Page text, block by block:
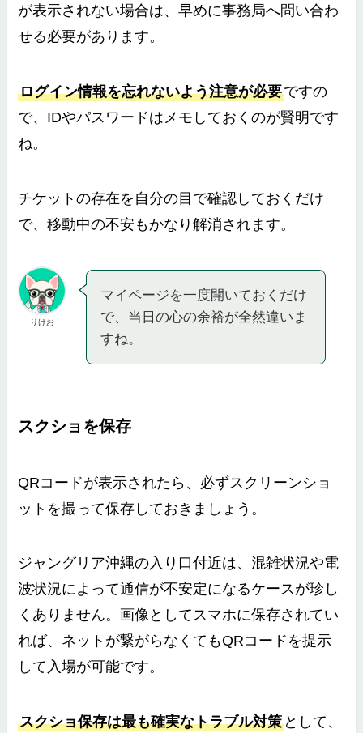
が表示されない場合は、早めに事務局へ問い合わ
せる必要があります。
ログイン情報を忘れないよう注意が必要ですの
で、IDやパスワードはメモしておくのが賢明です
ね。
チケットの存在を自分の目で確認しておくだけ
で、移動中の不安もかなり解消されます。
りけお
マイページを一度開いておくだけ
で、当日の心の余裕が全然違いま
すね。
スクショを保存
QRコードが表示されたら、必ずスクリーンショ
ットを撮って保存しておきましょう。
ジャングリア沖縄の入り口付近は、混雑状況や電
波状況によって通信が不安定になるケースが珍し
くありません。画像としてスマホに保存されてい
れば、ネットが繋がらなくてもQRコードを提示
して入場が可能です。
スクショ保存は最も確実なトラブル対策 として、